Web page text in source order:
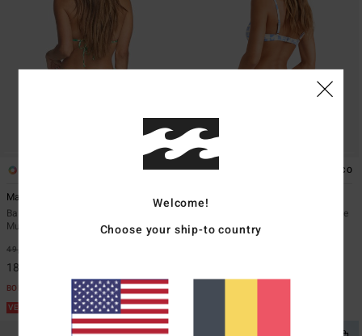
ÉCO
Mami Wata Tide Side Hike
Bas de bikini couvrance medium
Multi Femme
49,95 €
18,73 €
BONS PLANS
VENTE FLASH 25% EXTRA
1 ÉCO
Cool Tide Hike
Bas de maillot de bain à couvrance
échancrée Bleu Femme
Welcome!
Choose your ship-to country